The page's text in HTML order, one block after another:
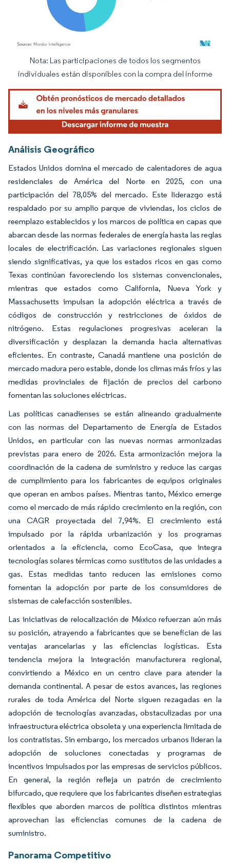
Imagen © Mordor Intelligence. El uso requiere atribución según CC BY 4.0.
Nota: Las participaciones de todos los segmentos
individuales están disponibles con la compra del informe
Análisis Geográfico
Estados Unidos domina el mercado de calentadores de agua
residenciales de América del Norte en 2025, con una
participación del 78,05% del mercado. Este liderazgo está
respaldado por su amplio parque de viviendas, los ciclos de
reemplazo establecidos y los marcos de política en capas que
abarcan desde las normas federales de energía hasta las reglas
locales de electrificación. Las variaciones regionales siguen
siendo significativas, ya que los estados ricos en gas como
Texas continúan favoreciendo los sistemas convencionales,
mientras que estados como California, Nueva York y
Massachusetts impulsan la adopción eléctrica a través de
códigos de construcción y restricciones de óxidos de
nitrógeno. Estas regulaciones progresivas aceleran la
diversificación y desplazan la demanda hacia alternativas
eficientes. En contraste, Canadá mantiene una posición de
mercado madura pero estable, donde los climas más fríos y las
medidas provinciales de fijación de precios del carbono
fomentan las soluciones eléctricas.
Las políticas canadienses se están alineando gradualmente
con las normas del Departamento de Energía de Estados
Unidos, en particular con las nuevas normas armonizadas
previstas para enero de 2026. Esta armonización mejora la
coordinación de la cadena de suministro y reduce las cargas
de cumplimiento para los fabricantes de equipos originales
que operan en ambos países. Mientras tanto, México emerge
como el mercado de más rápido crecimiento en la región, con
una CAGR proyectada del 7,94%. El crecimiento está
impulsado por la rápida urbanización y los programas
orientados a la eficiencia, como EcoCasa, que integra
tecnologías solares térmicas como sustitutos de las unidades a
gas. Estas medidas tanto reducen las emisiones como
fomentan la adopción por parte de los consumidores de
sistemas de calefacción sostenibles.
Las iniciativas de relocalización de México refuerzan aún más
su posición, atrayendo a fabricantes que se benefician de las
ventajas arancelarias y las eficiencias logísticas. Esta
tendencia mejora la integración manufacturera regional,
convirtiendo a México en un centro clave para atender la
demanda continental. A pesar de estos avances, las regiones
rurales de toda América del Norte siguen rezagadas en la
adopción de tecnologías avanzadas, obstaculizadas por una
infraestructura eléctrica obsoleta y una experiencia limitada de
los contratistas. Sin embargo, los mercados urbanos lideran la
adopción de soluciones conectadas y programas de
incentivos impulsados por las empresas de servicios públicos.
En general, la región refleja un patrón de crecimiento
bifurcado, que requiere que los fabricantes diseñen estrategias
flexibles que aborden marcos de política distintos mientras
aprovechan las eficiencias comunes de la cadena de
suministro.
Panorama Competitivo